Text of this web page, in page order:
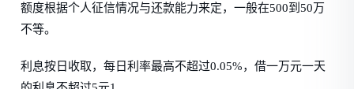
额度根据个人征信情况与还款能力来定，一般在500到50万
不等。
利息按日收取，每日利率最高不超过0.05%，借一万元一天